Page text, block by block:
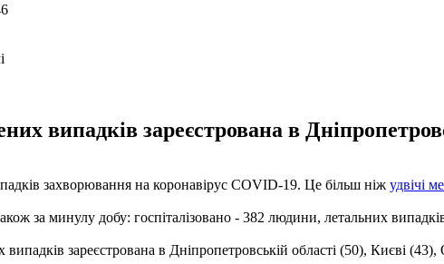
випадків зареєстрована в
захворювання на коронавірус COVID-19. Це більш ніж удвічі
за минулу добу: госпіталізовано - 382 людини, летальних
зареєстрована в Дніпропетровській області (50), Києві